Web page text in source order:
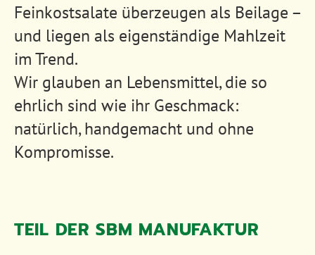
Feinkostsalate überzeugen als Beilage –
und liegen als eigenständige Mahlzeit
im Trend.
Wir glauben an Lebensmittel, die so
ehrlich sind wie ihr Geschmack:
natürlich, handgemacht und ohne
Kompromisse.
TEIL DER SBM MANUFAKTUR